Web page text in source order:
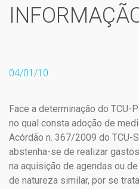
04/01/10
Face a determinação do TCU-
no qual consta adoção de
Acórdão n. 367/2009 do TCU-
abstenha-se de realizar
na aquisição de agendas ou
de natureza similar, por se